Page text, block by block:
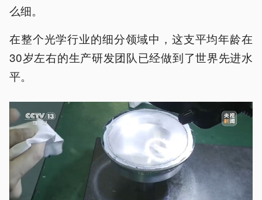
么细。
在整个光学行业的细分领域中，这支平均年龄在
30岁左右的生产研发团队已经做到了世界先进水
平。